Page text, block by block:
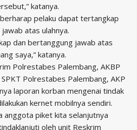
katanya.
pelaku dapat tertangkap
atas ulahnya.
dan bertanggung jawab atas
saya,” katanya.
Polrestabes Palembang, AKBP
Polrestabes Palembang, AKP
laporan korban mengenai tindak
kernet mobilnya sendiri.
anggota piket kita selanjutnya
oleh unit Reskrim